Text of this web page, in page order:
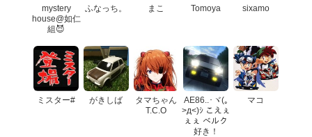
mystery
house@如仁
組😈
ふなっち。 まこ Tomoya sixamo
ミスター# がきしば
タマちゃん
T.C.O
AE86..･ヾ(｡
>д<)ｼ こえぇ
ぇぇ ベルク
好き！
マコ